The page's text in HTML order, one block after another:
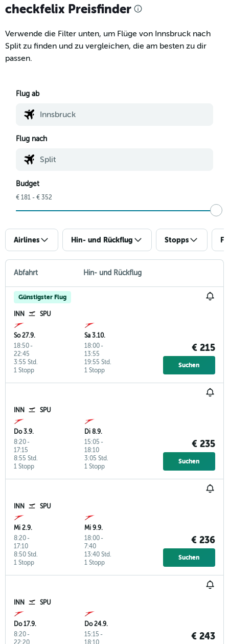
checkfelix Preisfinder
Verwende die Filter unten, um Flüge von Innsbruck nach
Split zu finden und zu vergleichen, die am besten zu dir
passen.
Flug ab
Flug nach
Budget
€ 181 - € 352
Airlines Hin- und Rückflug Stopps
Abfahrt Hin- und Rückflug
Günstigster Flug
INN SPU
So 27.9.
18:50-
22:45
1 Stopp
3:55 Std.
Sa 3.10.
18:00-
13:55
1 Stopp
19:55 Std.
€ 215
Suchen
INN SPU
Do 3.9.
8:20-
17:15
1 Stopp
8:55 Std.
Di 8.9.
15:05 -
18:10
1 Stopp
3:05 Std.
€ 235
Suchen
INN SPU
Mi 2.9.
8:20-
17:10
1 Stopp
8:50 Std.
Mi 9.9.
18:00-
7:40
1 Stopp
13:40 Std.
€ 236
Suchen
INN SPU
Do 17.9.
8:20-
22:20
Do 24.9.
15:15 -
18:10
€ 243